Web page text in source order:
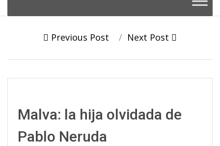
content
Previous Post Next Post
Malva: la hija olvidada de
Pablo Neruda